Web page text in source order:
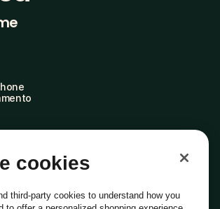
cookies
third-party cookies to understand how you